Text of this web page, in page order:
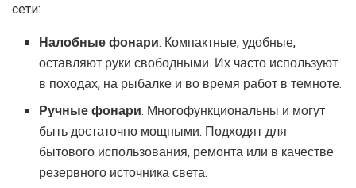
сети:
Налобные фонари. Компактные, удобные,
оставляют руки свободными. Их часто используют
в походах, на рыбалке и во время работ в темноте.
Ручные фонари. Многофункциональны и могут
быть достаточно мощными. Подходят для
бытового использования, ремонта или в качестве
резервного источника света.